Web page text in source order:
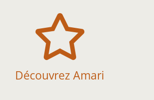

Découvrez Amari